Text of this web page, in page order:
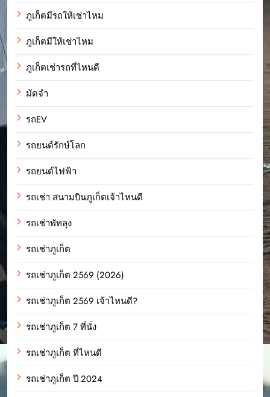
ภูเก็ตมีรถให้เช่าไหม
ภูเก็ตมีให้เช่าไหม
ภูเก็ตเช่ารถที่ไหนดี
มัดจำ
รถEV
รถยนต์รักษ์โลก
รถยนต์ไฟฟ้า
รถเช่า สนามบินภูเก็ตเจ้าไหนดี
รถเช่าพัทลุง
รถเช่าภูเก็ต
รถเช่าภูเก็ต 2569 (2026)
รถเช่าภูเก็ต 2569 เจ้าไหนดี?
รถเช่าภูเก็ต 7 ที่นั่ง
รถเช่าภูเก็ต ที่ไหนดี
รถเช่าภูเก็ต ปี 2024